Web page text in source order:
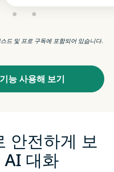
드 및 프로 구독에 포함되어 있습니다.
능 사용해 보기
안전하게 보
AI 대화